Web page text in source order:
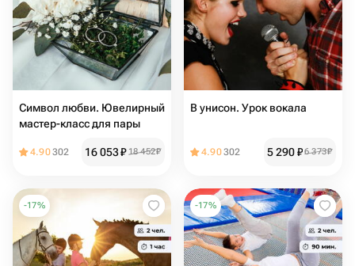
Символ любви. Ювелирный
мастер-класс для пары
4.90302 16 053₽ 18 452₽
В унисон. Урок вокала
4.90302 5 290₽6 373₽
-17% -17%